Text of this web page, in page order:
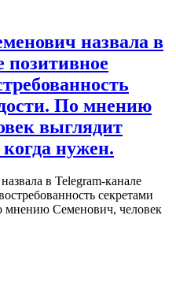
назвала в
позитивное
По мнению
выглядит
нужен.
в Telegram-канале
секретами
Семенович, человек